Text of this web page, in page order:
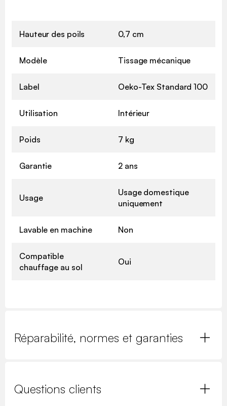
Hauteur des poils 0,7 cm
Modèle Tissage mécanique
Label Oeko-Tex Standard 100
Utilisation Intérieur
Poids 7 kg
Garantie 2 ans
Usage
Usage domestique
uniquement
Lavable en machine Non
Compatible
chauffage au sol
Oui
Réparabilité, normes et garanties
Questions clients